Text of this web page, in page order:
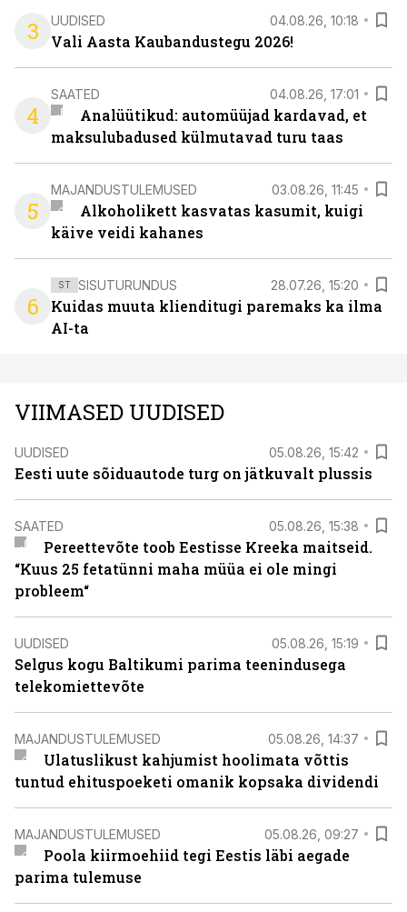
3 UUDISED 04.08.26, 10:18
Vali Aasta Kaubandustegu 2026!
4
SAATED 04.08.26, 17:01
Analüütikud: automüüjad kardavad, et
maksulubadused külmutavad turu taas
5
MAJANDUSTULEMUSED 03.08.26, 11:45
Alkoholikett kasvatas kasumit, kuigi
käive veidi kahanes
6
ST SISUTURUNDUS 28.07.26, 15:20
Kuidas muuta klienditugi paremaks ka ilma
AI-ta
VIIMASED UUDISED
UUDISED 05.08.26, 15:42
Eesti uute sõiduautode turg on jätkuvalt plussis
SAATED 05.08.26, 15:38
Pereettevõte toob Eestisse Kreeka maitseid.
“Kuus 25 fetatünni maha müüa ei ole mingi
probleem“
UUDISED 05.08.26, 15:19
Selgus kogu Baltikumi parima teenindusega
telekomiettevõte
MAJANDUSTULEMUSED 05.08.26, 14:37
Ulatuslikust kahjumist hoolimata võttis
tuntud ehituspoeketi omanik kopsaka dividendi
MAJANDUSTULEMUSED 05.08.26, 09:27
Poola kiirmoehiid tegi Eestis läbi aegade
parima tulemuse